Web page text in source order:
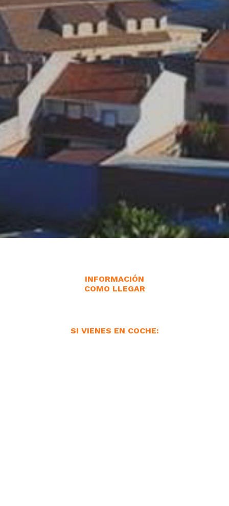
INFORMACIÓN
COMO LLEGAR
SI VIENES EN COCHE: